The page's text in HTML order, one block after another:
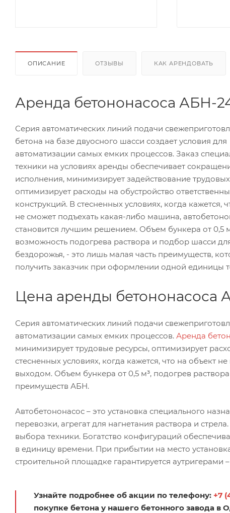
ОПИСАНИЕ ОТЗЫВЫ КАК АРЕНДОВАТЬ
Аренда бетононасоса АБН-
Серия автоматических линий подачи
бетона на базе двуосного шасси создает условия для
автоматизации самых емких процессов. Заказ
техники на условиях аренды обеспечивает
исполнения, минимизирует задействование
оптимизирует расходы на обустройство
конструкций. В стесненных условиях, когда кажется,
не сможет подъехать какая-либо машина,
становится лучшим решением. Объем бункера от 0,5
возможность подогрева раствора и подбор шасси
бездорожья, - это лишь малая часть преимуществ,
получить заказчик при оформлении одной единицы
Цена аренды
Серия автоматических линий подачи
автоматизации самых емких процессов. Аренда
минимизирует трудовые ресурсы, оптимизирует
стесненных условиях, когда кажется, что на объект
выходом. Объем бункера от 0,5 м³, подогрев
преимуществ АБН.
Автобетононасос – это установка специального
перевозки, агрегат для нагнетания раствора и
выбора техники. Богатство конфигураций
в единицу времени. При прибытии на место
строительной площадке гарантируется
Узнайте подробнее об акции по телефону: +7
покупке бетона у нашего бетонного завода в